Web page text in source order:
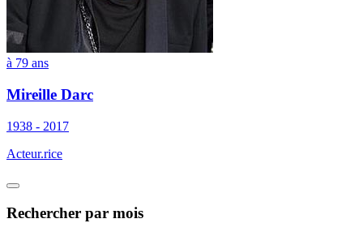
à 79 ans
Mireille Darc
1938 - 2017
Acteur.rice
Rechercher par mois